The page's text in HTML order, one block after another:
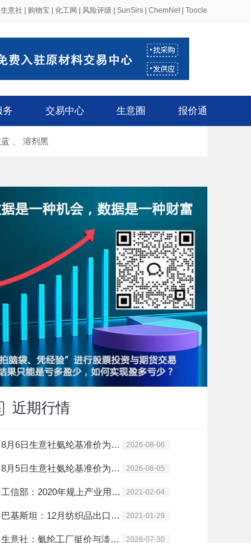
生意社 购物宝 化工网 风险评级 SunSirs ChemNet| Toocle
务 交易中心 生意圈 报价通
溶剂黑
近期行情
8月6日生意社氨纶基准价为29666.67元/吨 2026-08-06
8月5日生意社氨纶基准价为29666.67元/吨 2026-08-05
工信部：2020年规上产业用纺织品企业利润同比增203.2% 2021-02-04
巴基斯坦：12月纺织品出口劲增 棉花需求旺盛 2021-01-29
生意社：氨纶工厂挺价与淡季博弈 7月市场陷入僵持 2026-07-30